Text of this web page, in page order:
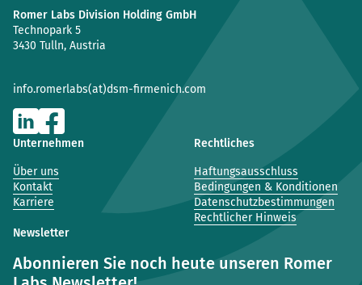
Romer Labs Division Holding GmbH
Technopark 5
3430 Tulln, Austria
info.romerlabs(at)dsm-firmenich.com
Unternehmen
Über uns
Kontakt
Karriere
Rechtliches
Haftungsausschluss
Bedingungen & Konditionen
Datenschutzbestimmungen
Rechtlicher Hinweis
Newsletter
Abonnieren Sie noch heute unseren Romer